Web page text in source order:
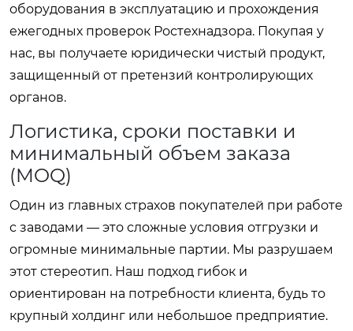
оборудования в эксплуатацию и прохождения
ежегодных проверок Ростехнадзора. Покупая у
нас, вы получаете юридически чистый продукт,
защищенный от претензий контролирующих
органов.
Логистика, сроки поставки и
минимальный объем заказа
(MOQ)
Один из главных страхов покупателей при работе
с заводами — это сложные условия отгрузки и
огромные минимальные партии. Мы разрушаем
этот стереотип. Наш подход гибок и
ориентирован на потребности клиента, будь то
крупный холдинг или небольшое предприятие.